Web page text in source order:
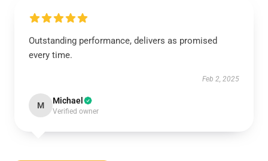
Outstanding performance, delivers as promised
every time.
Feb 2, 2025
M Michael
Verified owner